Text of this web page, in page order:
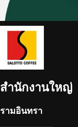
สำนักงานใหญ่
รามอินทรา